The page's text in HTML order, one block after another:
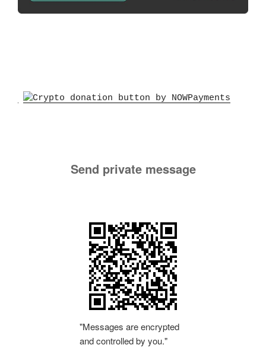
Send private message
"Messages are encrypted
and controlled by you."